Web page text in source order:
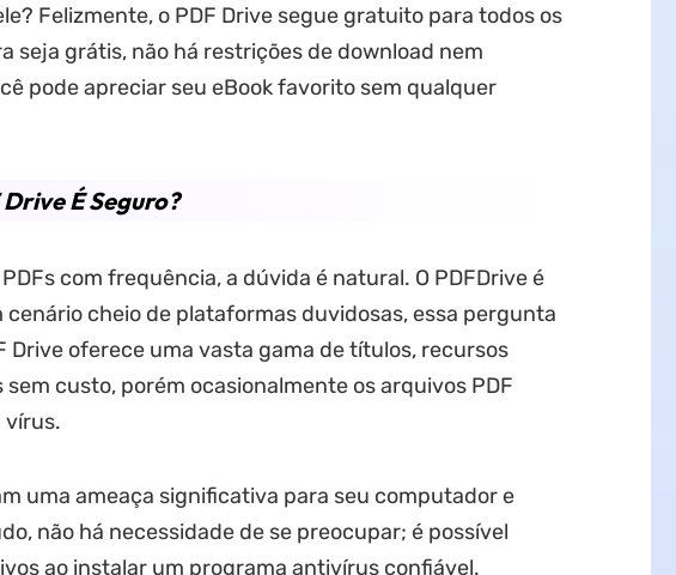
Felizmente, o PDF Drive segue gratuito para todos os
seja grátis, não há restrições de download nem
pode apreciar seu eBook favorito sem qualquer
É Seguro?
com frequência, a dúvida é natural. O PDFDrive é
cenário cheio de plataformas duvidosas, essa pergunta
Drive oferece uma vasta gama de títulos, recursos
sem custo, porém ocasionalmente os arquivos PDF
vírus.
uma ameaça significativa para seu computador e
não há necessidade de se preocupar; é possível
ao instalar um programa antivírus confiável.